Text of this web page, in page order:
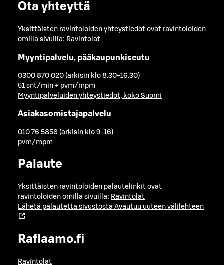
Ota yhteyttä
Yksittäisten ravintoloiden yhteystiedot ovat ravintoloiden
omilla sivuilla: Ravintolat
Myyntipalvelu, pääkaupunkiseutu
0300 870 020 (arkisin klo 8.30-16.30)
51 snt/min + pvm/mpm
Myyntipalveluiden yhteystiedot, koko Suomi
Asiakasomistajapalvelu
010 76 5858 (arkisin klo 9-16)
pvm/mpm
Palaute
Yksittäisten ravintoloiden palautelinkit ovat
ravintoloiden omilla sivuilla: Ravintolat
Lähetä palautetta sivustosta Avautuu uuteen välilehteen
Raflaamo.fi
Ravintolat